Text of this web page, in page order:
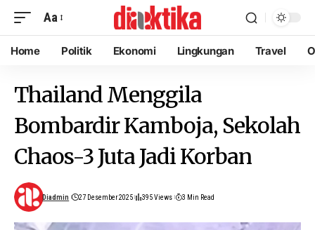
Aa
Home Politik Ekonomi Lingkungan Travel
Thailand Menggila
Bombardir Kamboja, Sekolah
Chaos-3 Juta Jadi Korban
Diadmin 27 Desember 2025 395 Views 3 Min Read